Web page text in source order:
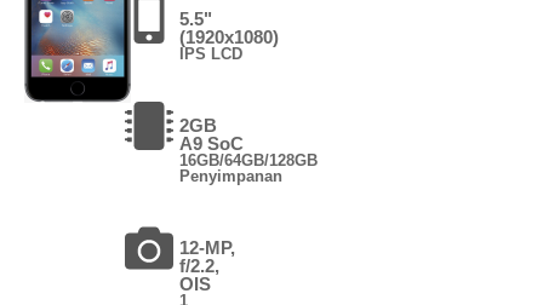
5.5"
(1920x1080)
IPS LCD
2GB
A9 SoC
16GB/64GB/128GB
Penyimpanan
12-MP,
f/2.2,
OIS
1